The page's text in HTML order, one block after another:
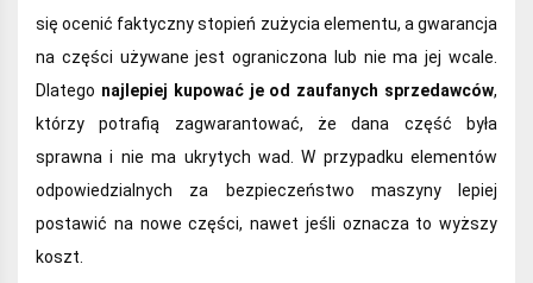
się ocenić faktyczny stopień zużycia elementu, a gwarancja
na części używane jest ograniczona lub nie ma jej wcale.
Dlatego najlepiej kupować je od zaufanych sprzedawców,
którzy potrafią zagwarantować, że dana część była
sprawna i nie ma ukrytych wad. W przypadku elementów
odpowiedzialnych za bezpieczeństwo maszyny lepiej
postawić na nowe części, nawet jeśli oznacza to wyższy
koszt.